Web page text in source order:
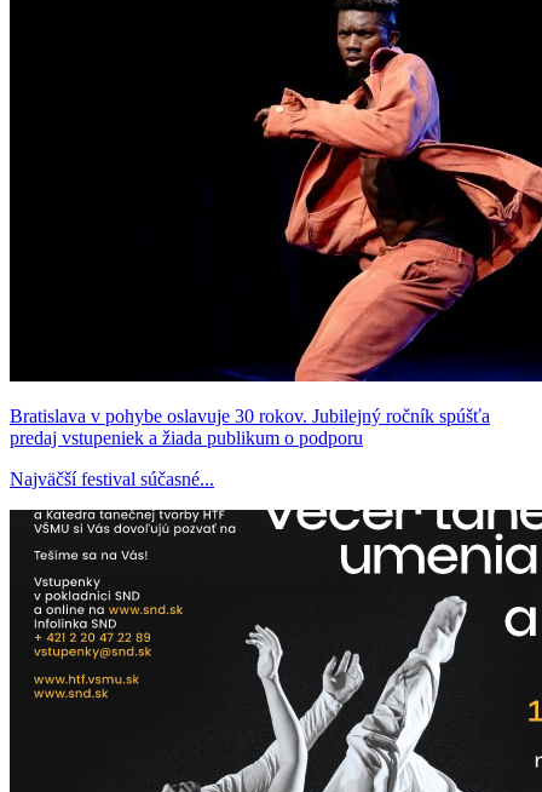
Bratislava v pohybe oslavuje 30 rokov. Jubilejný ročník spúšťa
predaj vstupeniek a žiada publikum o podporu
Najväčší festival súčasné...